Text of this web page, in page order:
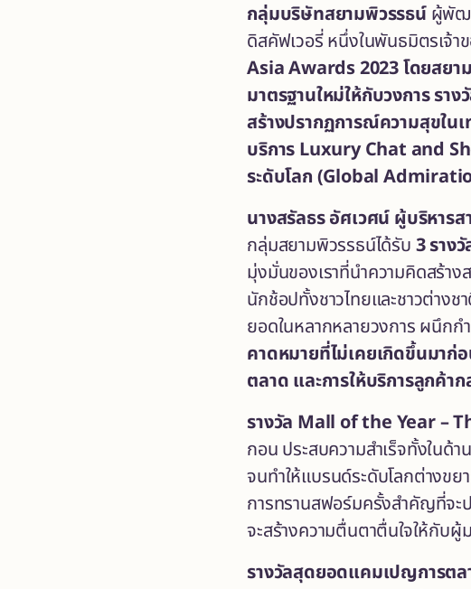
กลุ่มบริษัทสยามพิวรรธน์ผู้พัฒน
ดิสคัฟเวอรี่ หนึ่งในพันธมิตรเจ้า
Asia Awards 2023โดยสยา
มาตรฐานใหม่ให้กับวงการราง
สร้างปรากฏการณ์ความสุขใน
บริการ Luxury Chat and
ระดับโลก (Global
นางสรัลธร อัศเวศน์ ผู้บริหารส
กลุ่มสยามพิวรรธน์ได้รับ 3 รางวั
มุ่งมั่นของเราที่นำความคิดสร้า
นักช้อปทั้งชาวไทยและชาวต่าง
ยอดในหลากหลายวงการ ผนึกก
คาดหมายที่ไม่เคยเกิดขึ้นมาก่
ตลาด และการให้บริการลูกค้า
รางวัล Mall of the Year–
กอน ประสบความสำเร็จทั้งในด้
จนทำให้แบรนด์ระดับโลกต่างข
การทรานสฟอร์มครั้งสำคัญที่จะ
จะสร้างความตื่นตาตื่นใจให้กับผู้
รางวัลสุดยอดแคมเปญการตล